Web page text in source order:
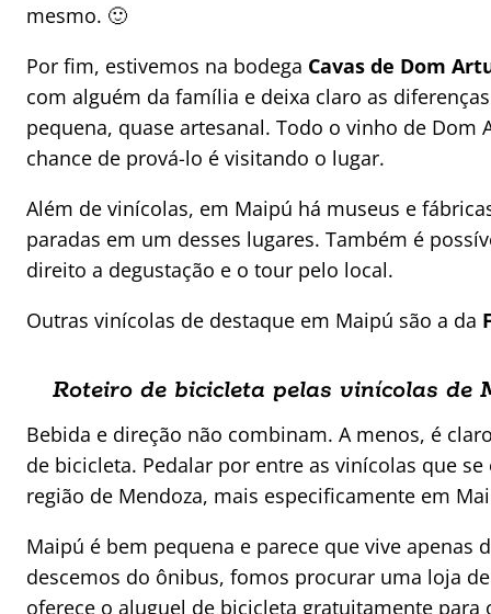
mesmo. 🙂
Por fim, estivemos na bodega Cavas de Dom
com alguém da família e deixa claro as
pequena, quase artesanal. Todo o vinho de
chance de prová-lo é visitando o lugar.
Além de vinícolas, em Maipú há museus e
paradas em um desses lugares. Também é
direito a degustação e o tour pelo local.
Outras vinícolas de destaque em Maipú são a da
Roteiro de bicicleta pelas vinícolas de
Bebida e direção não combinam. A menos, é
de bicicleta. Pedalar por entre as vinícolas que
região de Mendoza, mais especificamente em
Maipú é bem pequena e parece que vive apenas
descemos do ônibus, fomos procurar uma loja
oferece o aluguel de bicicleta gratuitamente